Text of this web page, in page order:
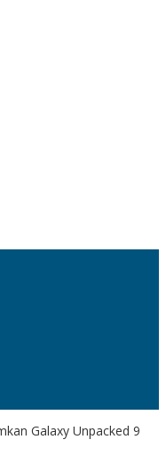
Galaxy Unpacked 9